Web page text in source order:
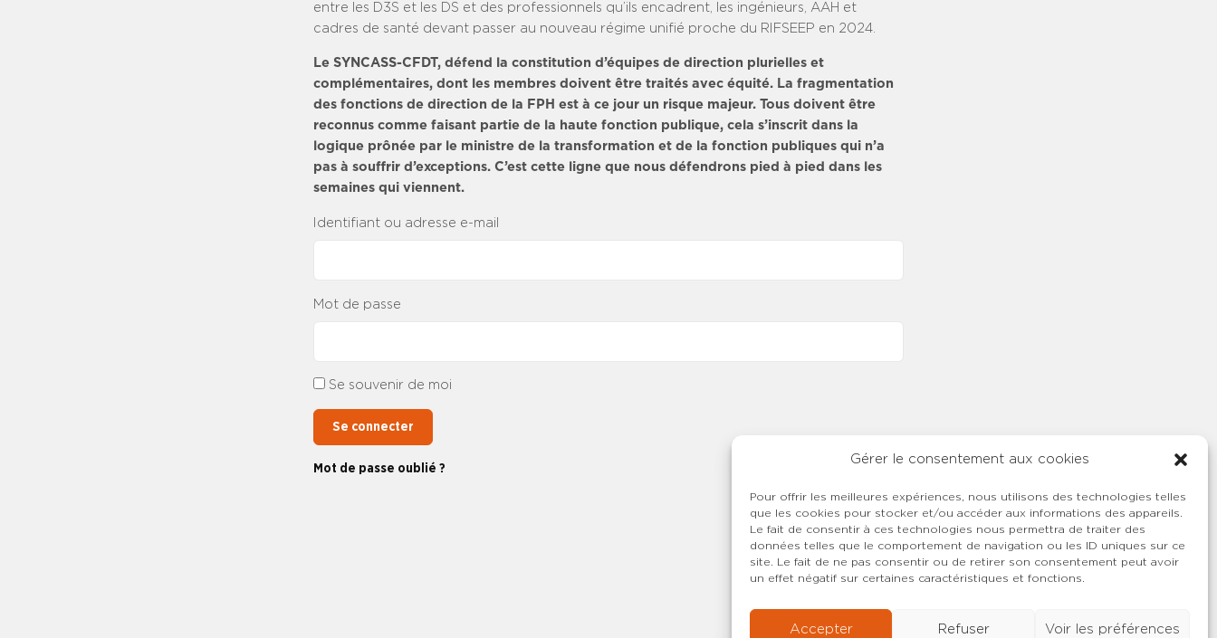
Gérer le consentement aux cookies
Pour offrir les meilleures expériences, nous utilisons des technologies telles
que les cookies pour stocker et/ou accéder aux informations des appareils.
Le fait de consentir à ces technologies nous permettra de traiter des
données telles que le comportement de navigation ou les ID uniques sur ce
site. Le fait de ne pas consentir ou de retirer son consentement peut avoir
un effet négatif sur certaines caractéristiques et fonctions.
Accepter Refuser Voir les préférences
entre les D3S et les DS et des professionnels qu’ils encadrent, les ingénieurs, AAH et
cadres de santé devant passer au nouveau régime unifié proche du RIFSEEP en 2024.
Le SYNCASS-CFDT, défend la constitution d’équipes de direction plurielles et
complémentaires, dont les membres doivent être traités avec équité. La fragmentation
des fonctions de direction de la FPH est à ce jour un risque majeur. Tous doivent être
reconnus comme faisant partie de la haute fonction publique, cela s’inscrit dans la
logique prônée par le ministre de la transformation et de la fonction publiques qui n’a
pas à souffrir d’exceptions. C’est cette ligne que nous défendrons pied à pied dans les
semaines qui viennent.
Identifiant ou adresse e-mail
Mot de passe
Se souvenir de moi
Se connecter
Mot de passe oublié ?